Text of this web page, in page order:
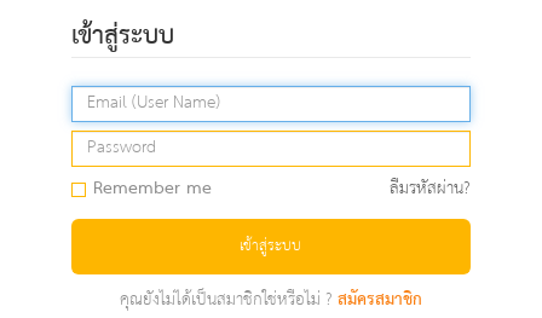
เข้าสู่ระบบ
Remember me ลืมรหัสผ่าน?
เข้าสู่ระบบ
คุณยังไม่ได้เป็นสมาชิกใช่หรือไม่ ?สมัครสมาชิก